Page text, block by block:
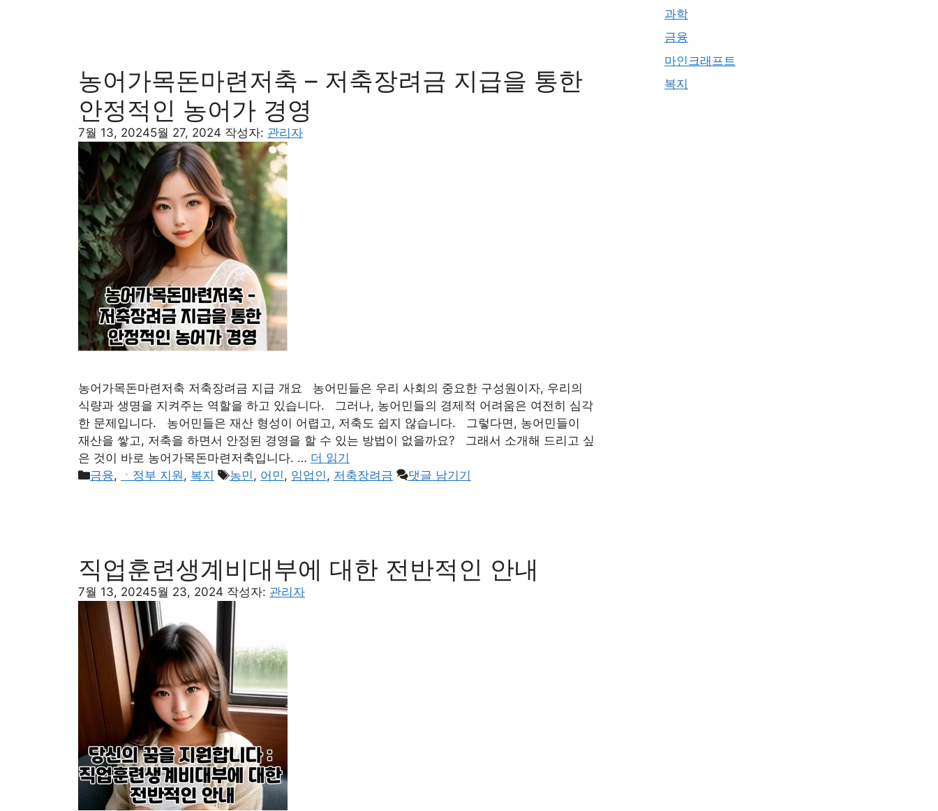
농어가목돈마련저축 – 저축장려금 지급을 통한
안정적인 농어가 경영
7월 13, 20245월 27, 2024 작성자: 관리자
농어가목돈마련저축 저축장려금 지급 개요 농어민들은 우리 사회의 중요한 구성원이자, 우리의
식량과 생명을 지켜주는 역할을 하고 있습니다. 그러나, 농어민들의 경제적 어려움은 여전히 심각
한 문제입니다. 농어민들은 재산 형성이 어렵고, 저축도 쉽지 않습니다. 그렇다면, 농어민들이
재산을 쌓고, 저축을 하면서 안정된 경영을 할 수 있는 방법이 없을까요? 그래서 소개해 드리고 싶
은 것이 바로 농어가목돈마련저축입니다. … 더 읽기
카
금융, ㆍ정부 지원, 복지
태
농민, 어민, 임업인, 저축장려금 댓글 남기기
직업훈련생계비대부에 대한 전반적인 안내
7월 13, 20245월 23, 2024 작성자: 관리자
과학
금융
마인크래프트
복지